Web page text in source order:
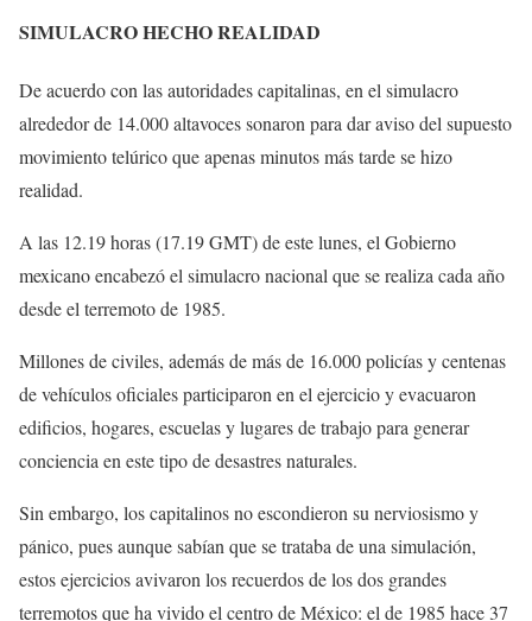
SIMULACRO HECHO REALIDAD
De acuerdo con las autoridades capitalinas, en el simulacro
alrededor de 14.000 altavoces sonaron para dar aviso del supuesto
movimiento telúrico que apenas minutos más tarde se hizo
realidad.
A las 12.19 horas (17.19 GMT) de este lunes, el Gobierno
mexicano encabezó el simulacro nacional que se realiza cada año
desde el terremoto de 1985.
Millones de civiles, además de más de 16.000 policías y centenas
de vehículos oficiales participaron en el ejercicio y evacuaron
edificios, hogares, escuelas y lugares de trabajo para generar
conciencia en este tipo de desastres naturales.
Sin embargo, los capitalinos no escondieron su nerviosismo y
pánico, pues aunque sabían que se trataba de una simulación,
estos ejercicios avivaron los recuerdos de los dos grandes
terremotos que ha vivido el centro de México: el de 1985 hace 37